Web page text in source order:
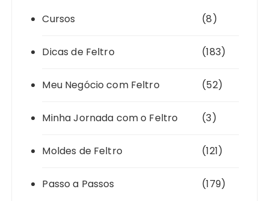
Cursos (8)
Dicas de Feltro (183)
Meu Negócio com Feltro (52)
Minha Jornada com o Feltro (3)
Moldes de Feltro (121)
Passo a Passos (179)